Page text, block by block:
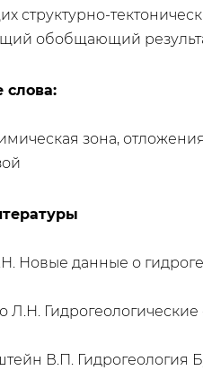
структурно-
обобщающий
слова:
зона,
Новые данные о
Л.Н.
В.П. Гидрогеология